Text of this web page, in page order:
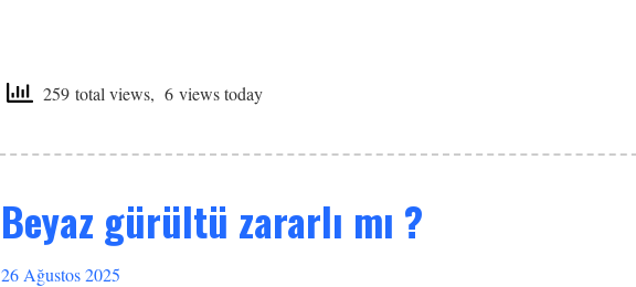
259 total views, 6 views today
Beyaz gürültü zararlı mı ?
26 Ağustos 2025